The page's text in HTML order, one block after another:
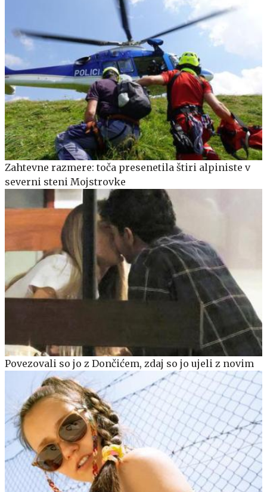
Zahtevne razmere: toča presenetila štiri alpiniste v
severni steni Mojstrovke
Povezovali so jo z Dončićem, zdaj so jo ujeli z novim